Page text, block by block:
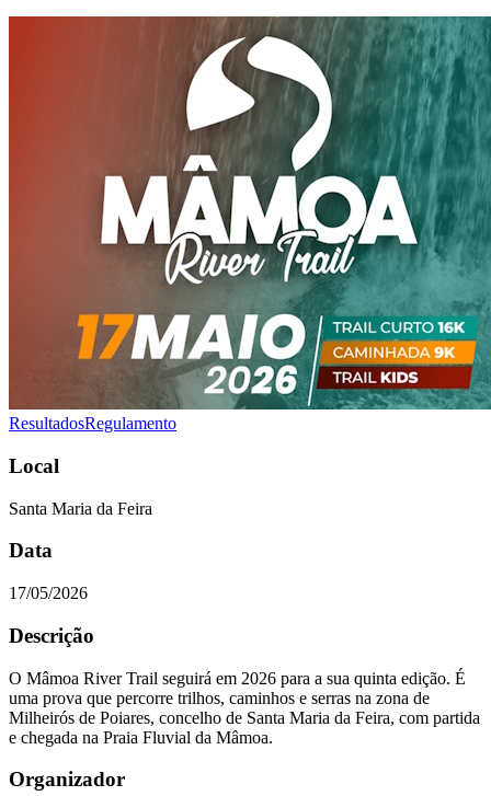
ResultadosRegulamento
Local
Santa Maria da Feira
Data
17/05/2026
Descrição
O Mâmoa River Trail seguirá em 2026 para a sua quinta edição. É
uma prova que percorre trilhos, caminhos e serras na zona de
Milheirós de Poiares, concelho de Santa Maria da Feira, com partida
e chegada na Praia Fluvial da Mâmoa.
Organizador